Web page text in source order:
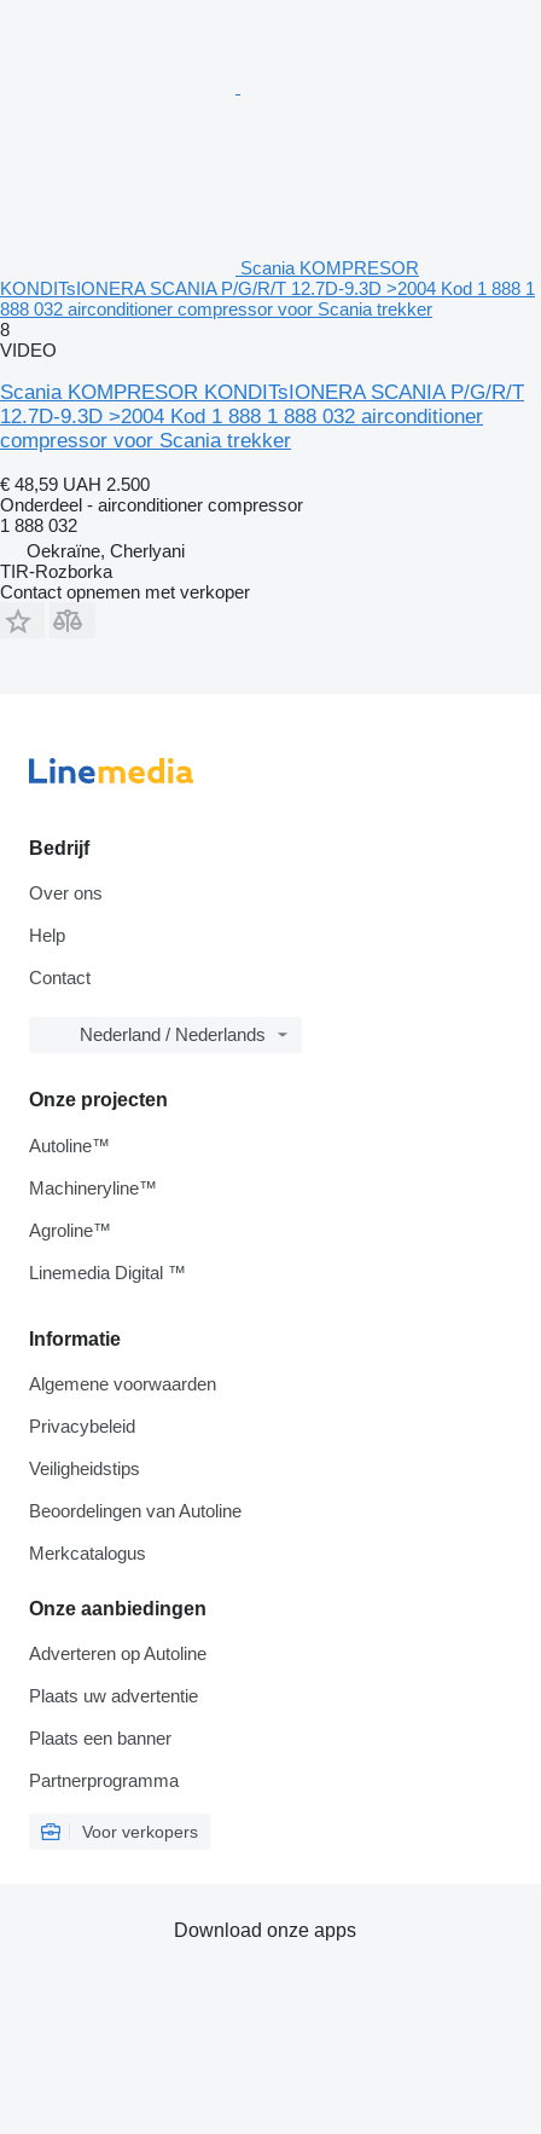
Scania KOMPRESOR
KONDITsIONERA SCANIA P/G/R/T 12.7D-9.3D >2004 Kod 1 888 1
888 032 airconditioner compressor voor Scania trekker
8
VIDEO
Scania KOMPRESOR KONDITsIONERA SCANIA P/G/R/T
12.7D-9.3D >2004 Kod 1 888 1 888 032 airconditioner
compressor voor Scania trekker
€ 48,59 UAH 2.500
Onderdeel - airconditioner compressor
1 888 032
Oekraïne, Cherlyani
TIR-Rozborka
Contact opnemen met verkoper
Bedrijf
Over ons
Help
Contact
Nederland / Nederlands
Informatie
Algemene voorwaarden
Privacybeleid
Veiligheidstips
Beoordelingen van Autoline
Merkcatalogus
Onze aanbiedingen
Adverteren op Autoline
Plaats uw advertentie
Plaats een banner
Partnerprogramma
Voor verkopers
Onze projecten
Autoline™
Machineryline™
Agroline™
Linemedia Digital ™
Download onze apps